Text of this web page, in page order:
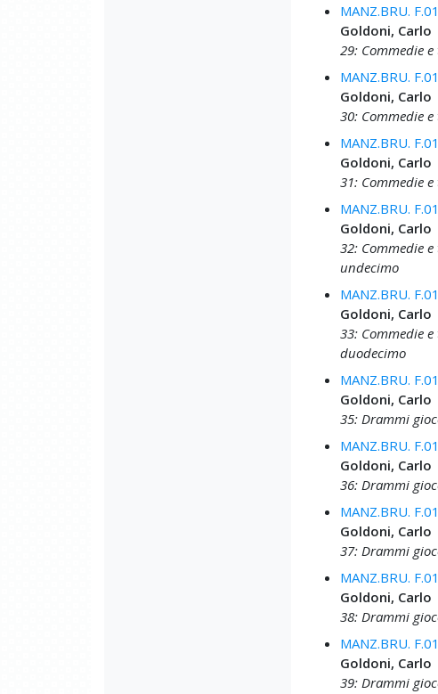
MANZ.BRU.
Goldoni, Carlo
29: Commedie
MANZ.BRU.
Goldoni, Carlo
30: Commedie
MANZ.BRU.
Goldoni, Carlo
31: Commedie
MANZ.BRU.
Goldoni, Carlo
32: Commedie
undecimo
MANZ.BRU.
Goldoni, Carlo
33: Commedie
duodecimo
MANZ.BRU.
Goldoni, Carlo
35: Drammi
MANZ.BRU.
Goldoni, Carlo
36: Drammi
MANZ.BRU.
Goldoni, Carlo
37: Drammi
MANZ.BRU.
Goldoni, Carlo
38: Drammi
MANZ.BRU.
Goldoni, Carlo
39: Drammi